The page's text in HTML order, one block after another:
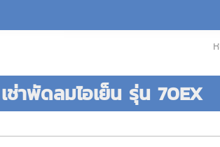
าพัดลมไอเย็น รุ่น 70EX